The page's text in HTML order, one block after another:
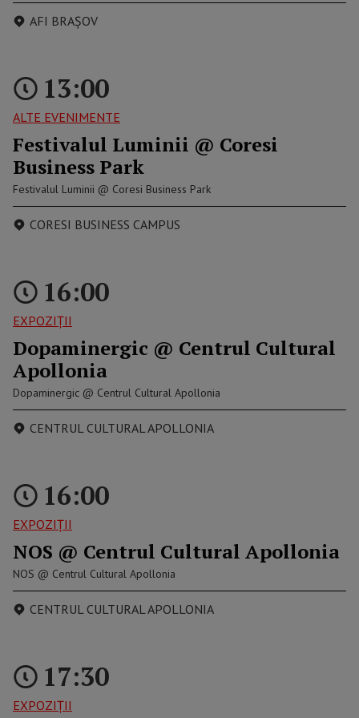
AFI BRAȘOV
13:00
ALTE EVENIMENTE
Festivalul Luminii @ Coresi
Business Park
Festivalul Luminii @ Coresi Business Park
CORESI BUSINESS CAMPUS
16:00
EXPOZIȚII
Dopaminergic @ Centrul Cultural
Apollonia
Dopaminergic @ Centrul Cultural Apollonia
CENTRUL CULTURAL APOLLONIA
16:00
EXPOZIȚII
NOS @ Centrul Cultural Apollonia
NOS @ Centrul Cultural Apollonia
CENTRUL CULTURAL APOLLONIA
17:30
EXPOZIȚII